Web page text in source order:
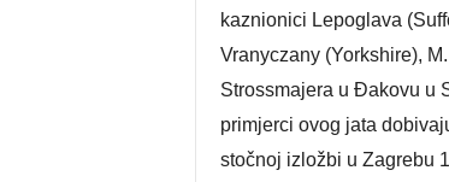
kaznionici Lepoglava
Vranyczany (Yorkshire),
Strossmajera u Đakovu u
primjerci ovog jata
stočnoj izložbi u Zagrebu